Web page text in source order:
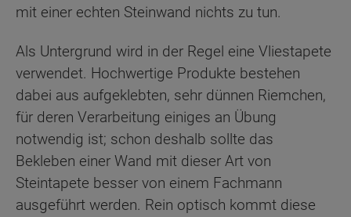
mit einer echten Steinwand nichts zu tun.
Als Untergrund wird in der Regel eine Vliestapete
verwendet. Hochwertige Produkte bestehen
dabei aus aufgeklebten, sehr dünnen Riemchen,
für deren Verarbeitung einiges an Übung
notwendig ist; schon deshalb sollte das
Bekleben einer Wand mit dieser Art von
Steintapete besser von einem Fachmann
ausgeführt werden. Rein optisch kommt diese